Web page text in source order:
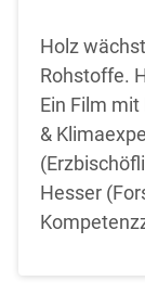
Holz
Rohstoffe.
Ein Film
&
Hesser